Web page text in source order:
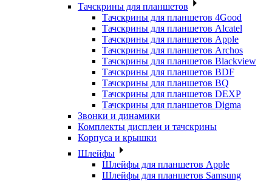
Тачскрины для планшетов
Тачскрины для планшетов 4Good
Тачскрины для планшетов Alcatel
Тачскрины для планшетов Apple
Тачскрины для планшетов Archos
Тачскрины для планшетов Blackview
Тачскрины для планшетов BDF
Тачскрины для планшетов BQ
Тачскрины для планшетов DEXP
Тачскрины для планшетов Digma
Звонки и динамики
Комплекты дисплеи и тачскрины
Корпуса и крышки
Шлейфы
Шлейфы для планшетов Apple
Шлейфы для планшетов Samsung